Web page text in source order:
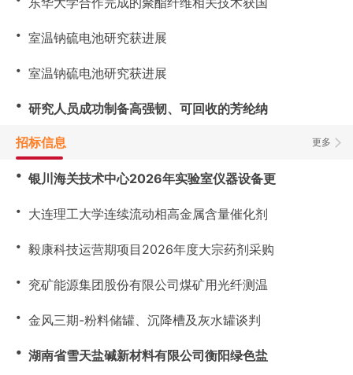
・ 室温钠硫电池研究获进展
・ 室温钠硫电池研究获进展
・ 研究人员成功制备高强韧、可回收的芳纶纳
更多
招标信息
・ 银川海关技术中心2026年实验室仪器设备更
・ 大连理工大学连续流动相高金属含量催化剂
・ 毅康科技运营期项目2026年度大宗药剂采购
・ 兖矿能源集团股份有限公司煤矿用光纤测温
・ 金风三期-粉料储罐、沉降槽及灰水罐谈判
・ 湖南省雪天盐碱新材料有限公司衡阳绿色盐